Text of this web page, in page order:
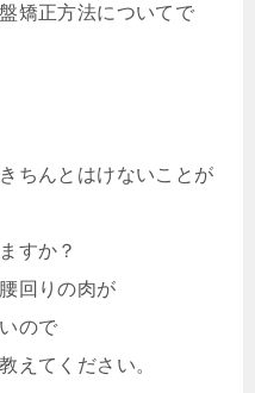
矯正方法についてで
ちんとはけないことが
すか？
回りの肉が
ので
えてください。